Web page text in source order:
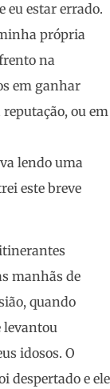
eu estar errado.
própria
na
​​em ganhar
ou em
lendo uma
este breve
manhãs de
quando
levantou
idosos. O
despertado e ele